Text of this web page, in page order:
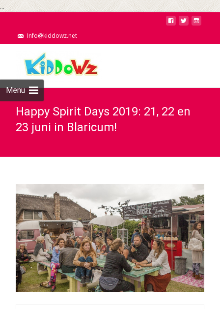
...
Info@kiddowz.net
Menu
Happy Spirit Days 2019: 21, 22 en
23 juni in Blaricum!